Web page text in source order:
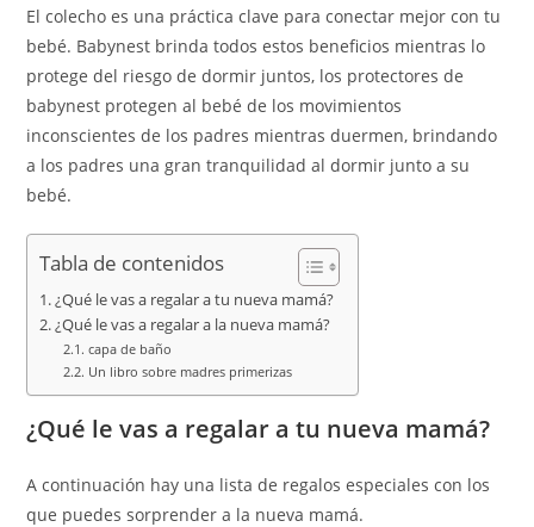
El colecho es una práctica clave para conectar mejor con tu
bebé. Babynest brinda todos estos beneficios mientras lo
protege del riesgo de dormir juntos, los protectores de
babynest protegen al bebé de los movimientos
inconscientes de los padres mientras duermen, brindando
a los padres una gran tranquilidad al dormir junto a su
bebé.
Tabla de contenidos
¿Qué le vas a regalar a tu nueva mamá?
¿Qué le vas a regalar a la nueva mamá?
capa de baño
Un libro sobre madres primerizas
¿Qué le vas a regalar a tu nueva mamá?
A continuación hay una lista de regalos especiales con los
que puedes sorprender a la nueva mamá.